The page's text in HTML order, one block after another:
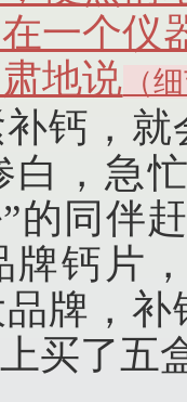
一个仪
地说 （
钙，
白，急
的同伴
牌钙片
牌，
买了五